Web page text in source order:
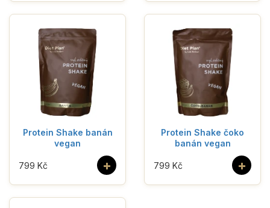
Protein Shake banán
vegan
+
799 Kč
Protein Shake čoko
banán vegan
+
799 Kč